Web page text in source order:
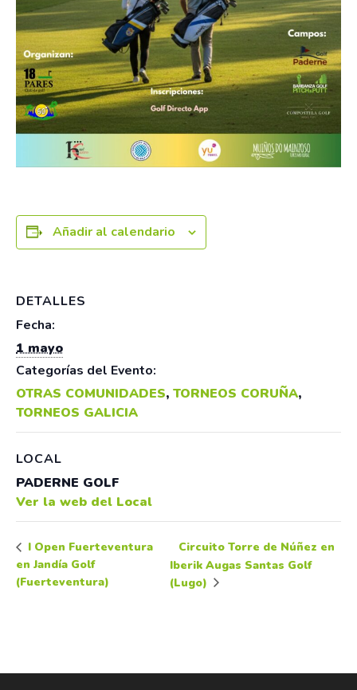
Añadir al calendario
DETALLES
Fecha:
1 mayo
Categorías del Evento:
OTRAS COMUNIDADES, TORNEOS CORUÑA,
TORNEOS GALICIA
LOCAL
PADERNE GOLF
Ver la web del Local
I Open Fuerteventura
en Jandía Golf
(Fuerteventura)
Circuito Torre de Núñez en
Iberik Augas Santas Golf
(Lugo)